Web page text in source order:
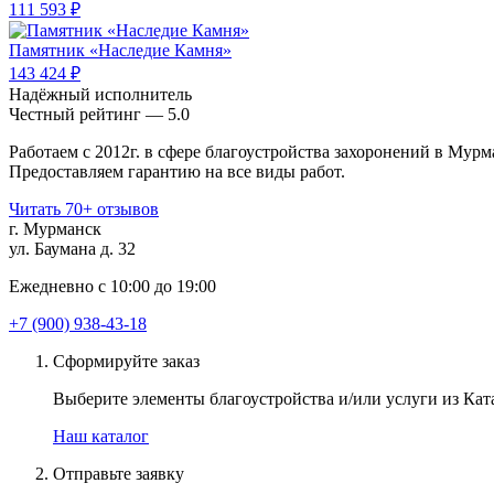
111 593 ₽
Памятник «Наследие Камня»
143 424 ₽
Надёжный исполнитель
Чеcтный рейтинг — 5.0
Работаем с 2012г. в сфере благоустройства захоронений в
Предоставляем гарантию на все виды работ.
Читать 70+ отзывов
г. Мурманск
ул. Баумана д. 32
Ежедневно с 10:00 до 19:00
+7 (900) 938-43-18
Сформируйте заказ
Выберите элементы благоустройства и/или услуги из
Наш каталог
Отправьте заявку